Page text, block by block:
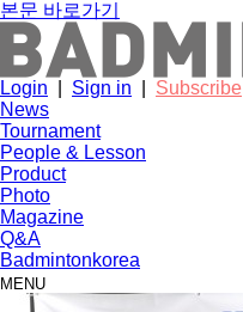
본문 바로가기
Login Sign in
Subscribe
News
Tournament
People & Lesson
Product
Photo
Magazine
Q&A
Badmintonkorea
MENU